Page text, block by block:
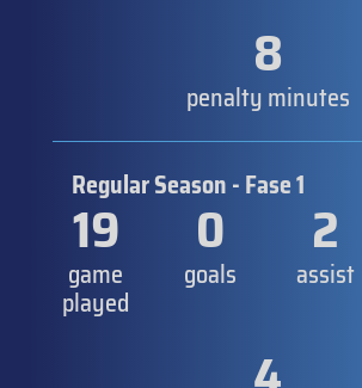
8
penalty minutes
Regular Season - Fase 1
19
game
played
0
goals
2
assist